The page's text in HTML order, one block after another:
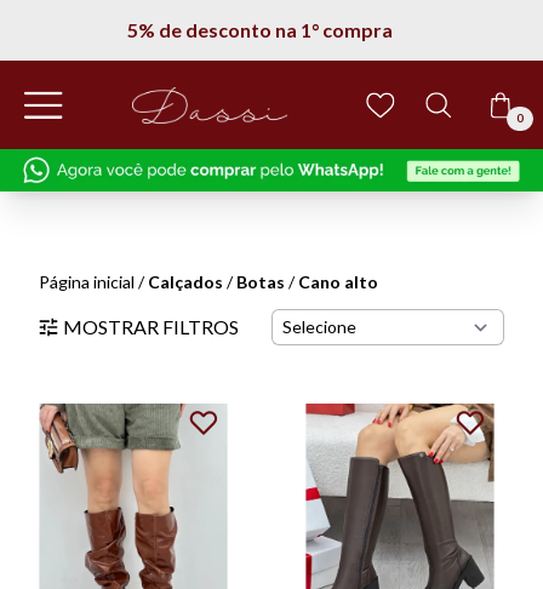
Entregamos em todo Brasil
0
Página inicial /Calçados /Botas /Cano alto
MOSTRAR FILTROS
Cadastre_seeganhe 5% Offna
Concordo com os termos de Política de
Privacidade